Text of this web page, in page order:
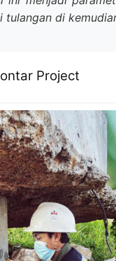
di
Project